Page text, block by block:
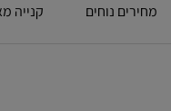
מחירים נוחים קנייה